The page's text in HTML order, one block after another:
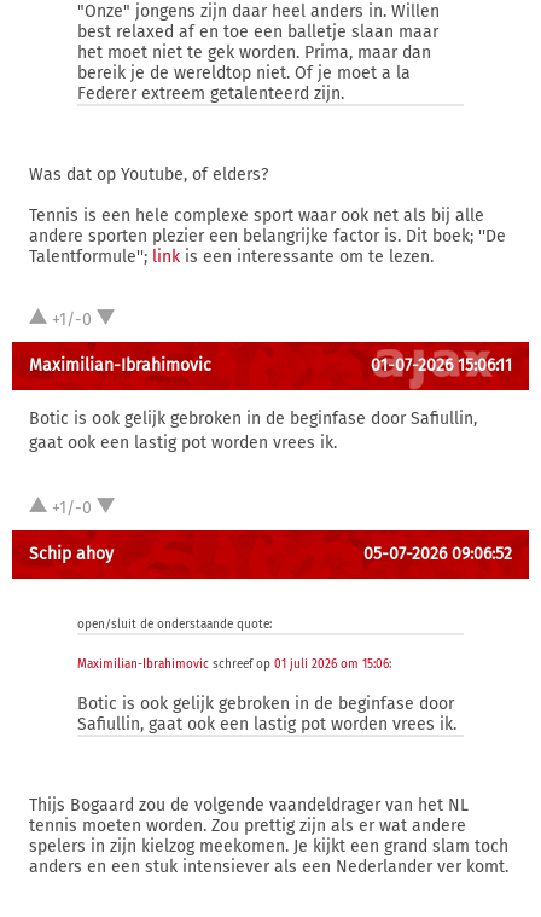
"Onze" jongens zijn daar heel anders in. Willen
best relaxed af en toe een balletje slaan maar
het moet niet te gek worden. Prima, maar dan
bereik je de wereldtop niet. Of je moet a la
Federer extreem getalenteerd zijn.
Was dat op Youtube, of elders?
Tennis is een hele complexe sport waar ook net als bij alle
andere sporten plezier een belangrijke factor is. Dit boek; ''De
Talentformule''; link is een interessante om te lezen.
+1/-0
Maximilian-Ibrahimovic 01-07-2026 15:06:11
Botic is ook gelijk gebroken in de beginfase door Safiullin,
gaat ook een lastig pot worden vrees ik.
+1/-0
Schip ahoy 05-07-2026 09:06:52
open/sluit de onderstaande quote:
Maximilian-Ibrahimovic schreef op 01 juli 2026 om 15:06:
Botic is ook gelijk gebroken in de beginfase door
Safiullin, gaat ook een lastig pot worden vrees ik.
Thijs Bogaard zou de volgende vaandeldrager van het NL
tennis moeten worden. Zou prettig zijn als er wat andere
spelers in zijn kielzog meekomen. Je kijkt een grand slam toch
anders en een stuk intensiever als een Nederlander ver komt.